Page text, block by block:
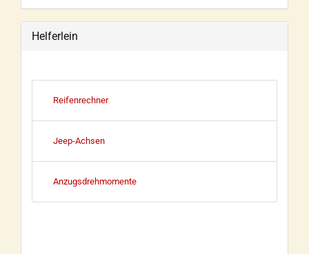
Helferlein
Reifenrechner
Jeep-Achsen
Anzugsdrehmomente